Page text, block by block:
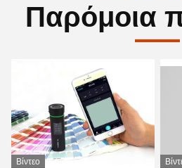
Παρόμοια
Βίντεο